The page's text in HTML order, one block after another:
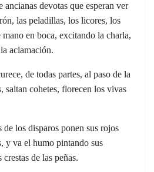
ancianas devotas que esperan ver
las peladillas, los licores, los
en boca, excitando la charla,
aclamación.
de todas partes, al paso de la
saltan cohetes, florecen los vivas
los disparos ponen sus rojos
y va el humo pintando sus
de las peñas.